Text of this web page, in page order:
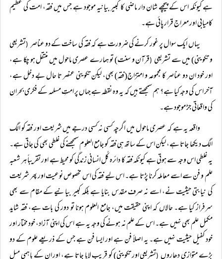
ہے کیونکہ اس کے پیچھے شان دار ماضی کا کبیر بیانیہ موجود ہے جس میں فقہ، امت کی عظیم
کامیابی اور معراج قرار پائی ہے۔
یہاں ایک سوال پر غور کرنے کی ضرورت ہے کہ فقہ کی ساخت کے دو عناصر (تشریعی
و تکوینی) میں سے تشریعی (قرآن و سنت) تو ہمارے عصری ماحول میں منتقل ہو چکا ہے،
اور خود ان دو عناصر کا مجموعہ و امتزاج(فقہ) بھی، لیکن تکوینی عنصر تا حال بے دخل ہے،
آخر اس کی وجہ کیا ہے؟ ہم سمجھتے ہیں کہ یہ وہ نقطہ ہے جہاں پر امتِ مسلمہ کے فکری بحران
کی واقعاتی جڑ موجود ہے۔
واقعہ یہ ہے کہ عصری ماحول میں اگرچہ کسی نہ کسی درجے میں شریعت اور فقہ کو الگ
الگ دیکھا جاتا ہے، لیکن اس کے ساتھ ہی فقہ کو جامع العلوم سمجھنے کی غلطی بھی کی جاتی ہے۔
یہ غلطی اس وجہ سے ہوتی ہے کیونکہ فقہ کا دائرہ کُل انسانی زندگی کو محیط ہے اور تقریباً ہر شعبہ
علم و فن سے اسے معاملہ کرنا پڑتا ہے۔ اس لیے فقہ کی اس مخصوص نوعیت اور پھر شریعت
کی نیابتی حیثیت نے، اسے نہ صرف مقدس بنایا ہے بلکہ کبیر بیانیے کے مقام سے بھی
سرفراز کیا ہے۔ حالاں کہ اپنی حقیقت میں، جامع العلوم ہونا تو دور کی بات ہے، فقہ شاید
مکمل علم بھی نہیں ہے۔ اس کے علم نہ ہونے کی وجہ یہ ہے اس کی اپنی آزاد، خود مختار اور
خود کفیل حیثیت نہیں ہے۔ یہ اصلاً فن ہے اور ایسا فن ہے جس کے ذریعے علوم کے دو
بڑے متوازی دھاروں (تشریعی اور تکوینی) کو قریب لایا جاتا ہے، اور ان کے باہمی میل